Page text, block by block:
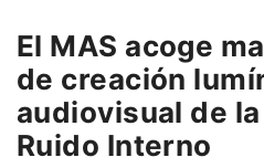
El MAS acoge
de creación
audiovisual de
Ruido Interno